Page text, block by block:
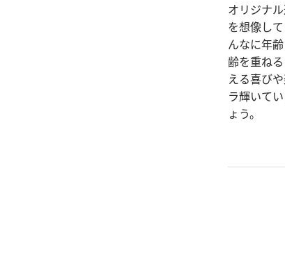
オリジナ
を想像し
んなに年
齢を重ね
える喜び
ラ輝いて
ょう。